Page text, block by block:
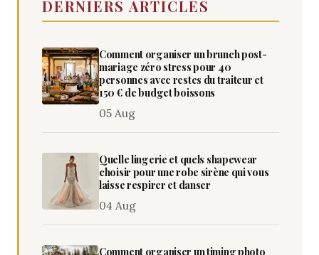
DERNIERS ARTICLES
Comment organiser un brunch post-
mariage zéro stress pour 40
personnes avec restes du traiteur et
150 € de budget boissons
05 Aug
Quelle lingerie et quels shapewear
choisir pour une robe sirène qui vous
laisse respirer et danser
04 Aug
Comment organiser un timing photo